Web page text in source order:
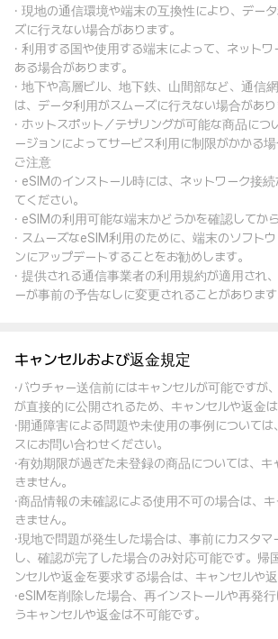
· 現地の通信環境や端末の互換性により、デー
ズに行えない場合があります。
· 利用する国や使用する端末によって、ネット
ある場合があります。
· 地下や高層ビル、地下鉄、山間部など、通信
は、データ利用がスムーズに行えない場合があり
· ホットスポット／テザリングが可能な商品につ
ージョンによってサービス利用に制限がかかる場
ご注意
· eSIMのインストール時には、ネットワーク接
てください。
· eSIMの利用可能な端末かどうかを確認してか
· スムーズなeSIM利用のために、端末のソフト
ンにアップデートすることをお勧めします。
· 提供される通信事業者の利用規約が適用され
ーが事前の予告なしに変更されることがあります
キャンセルおよび返金規定
·バウチャー送信前にはキャンセルが可能ですが
が直接的に公開されるため、キャンセルや返金は
·開通障害による問題や未使用の事例については
スにお問い合わせください。
·有効期限が過ぎた未登録の商品については、キ
きません。
·商品情報の未確認による使用不可の場合は、
きません。
·現地で問題が発生した場合は、事前にカスタマ
し、確認が完了した場合のみ対応可能です。帰
ンセルや返金を要求する場合は、キャンセルや返
·eSIMを削除した場合、再インストールや再発
うキャンセルや返金は不可能です。